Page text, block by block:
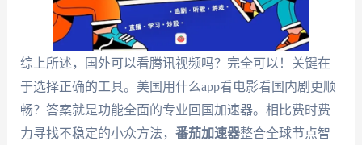
综上所述，国外可以看腾讯视频吗？完全可以！关键在
于选择正确的工具。美国用什么app看电影看国内剧更顺
畅？答案就是功能全面的专业回国加速器。相比费时费
力寻找不稳定的小众方法， 番茄加速器整合全球节点智